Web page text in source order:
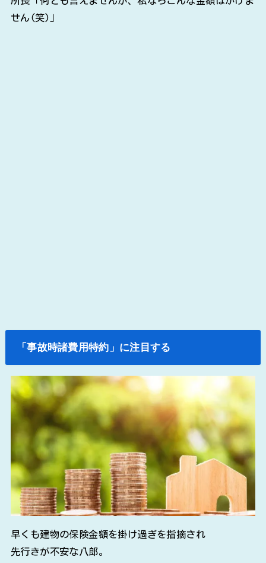
せん(笑)」
「事故時諸費用特約」に注目する
早くも建物の保険金額を掛け過ぎを指摘され
先行きが不安な八郎。